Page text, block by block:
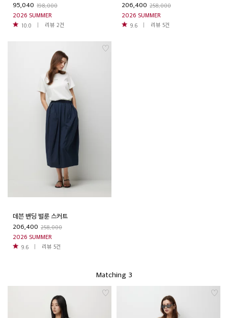
95,040 198,000
2026 SUMMER
10.0 리뷰 2건
206,400 258,000
2026 SUMMER
9.6 리뷰 5건
데븐 밴딩 벌룬 스커트
206,400 258,000
2026 SUMMER
9.6 리뷰 5건
Matching 3